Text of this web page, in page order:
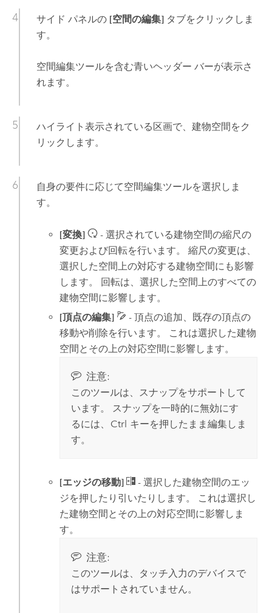
サイド パネルの [空間の編集]タブをクリックしま
す。
空間編集ツールを含む青いヘッダー バーが表示さ
れます。
ハイライト表示されている区画で、建物空間をク
リックします。
自身の要件に応じて空間編集ツールを選択しま
す。
[変換]
- 選択されている建物空間の縮尺の
変更および回転を行います。 縮尺の変更は、
選択した空間上の対応する建物空間にも影響
します。 回転は、選択した空間上のすべての
建物空間に影響します。
[頂点の編集]
- 頂点の追加、既存の頂点の
移動や削除を行います。 これは選択した建物
空間とその上の対応空間に影響します。
注意:
このツールは、スナップをサポートして
います。 スナップを一時的に無効にす
るには、
Ctrl キーを押したまま編集しま
す。
[エッジの移動]
- 選択した建物空間のエッ
ジを押したり引いたりします。 これは選択し
た建物空間とその上の対応空間に影響しま
す。
注意:
このツールは、タッチ入力のデバイスで
はサポートされていません。